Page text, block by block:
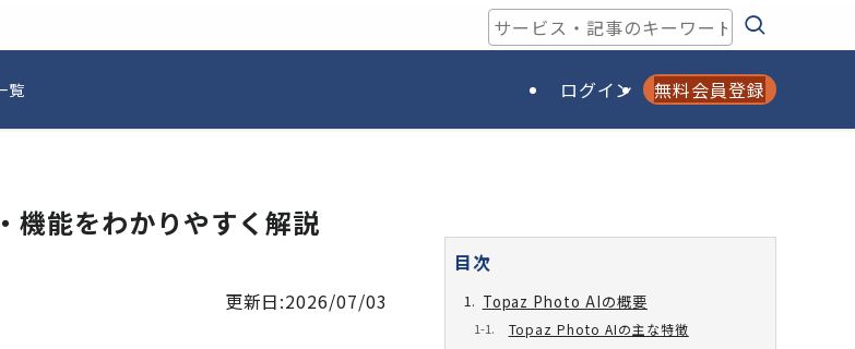
覧 ログイン 無料会員登録
機能をわかりやすく解説
更新日:2026/07/03
目次
Topaz Photo AIの概要
Topaz Photo AIの主な特徴